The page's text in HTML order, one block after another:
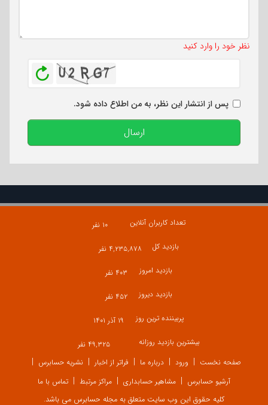
نظر خود را وارد کنید
پس از انتشار این نظر، به من اطلاع داده شود.
ارسال
تعداد کاربران آنلاین
۱۰ نفر
بازدید کل
۴,۲۳۵,۸۷۸ نفر
بازدید امروز
۴۰۳ نفر
بازدید دیروز
۴۵۲ نفر
پربیننده ترین روز
۱۹ آذر ۱۴۰۱
بیشترین بازدید روزانه
۴۹,۳۲۵ نفر
صفحه نخست
ورود درباره ما فراتر از اخبار
نشریه حسابرس
آرشیو حسابرس
مشاهیر حسابداری مراکز مرتبط تماس با ما
کلیه حقوق این وب سایت متعلق به مجله حسابرس می باشد.